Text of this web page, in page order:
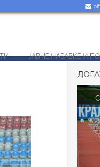
ЈАВНЕ НАБАВКЕ И